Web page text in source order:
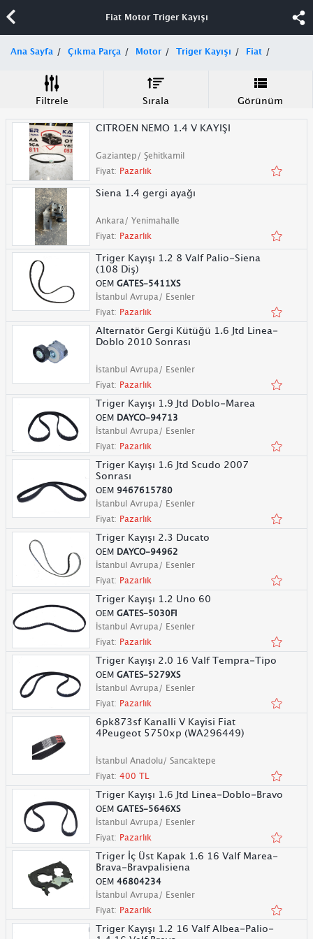
Fiat Motor Triger Kayışı
Ana Sayfa Çıkma Parça Motor Triger Kayışı Fiat
Filtrele Sırala Görünüm
CITROEN NEMO 1.4 V KAYIŞI
Gaziantep/ Şehitkamil
Fiyat: Pazarlık
Siena 1.4 gergi ayağı
Ankara/ Yenimahalle
Fiyat: Pazarlık
Triger Kayışı 1.2 8 Valf Palio-Siena
(108 Diş)
OEM GATES-5411XS
İstanbul Avrupa/ Esenler
Fiyat: Pazarlık
Alternatör Gergi Kütüğü 1.6 Jtd Linea-
Doblo 2010 Sonrası
İstanbul Avrupa/ Esenler
Fiyat: Pazarlık
Triger Kayışı 1.9 Jtd Doblo-Marea
OEM DAYCO-94713
İstanbul Avrupa/ Esenler
Fiyat: Pazarlık
Triger Kayışı 1.6 Jtd Scudo 2007
Sonrası
OEM 9467615780
İstanbul Avrupa/ Esenler
Fiyat: Pazarlık
Triger Kayışı 2.3 Ducato
OEM DAYCO-94962
İstanbul Avrupa/ Esenler
Fiyat: Pazarlık
Triger Kayışı 1.2 Uno 60
OEM GATES-5030FI
İstanbul Avrupa/ Esenler
Fiyat: Pazarlık
Triger Kayışı 2.0 16 Valf Tempra-Tipo
OEM GATES-5279XS
İstanbul Avrupa/ Esenler
Fiyat: Pazarlık
6pk873sf Kanalli V Kayisi Fiat
4Peugeot 5750xp (WA296449)
İstanbul Anadolu/ Sancaktepe
Fiyat: 400 TL
Triger Kayışı 1.6 Jtd Linea-Doblo-Bravo
OEM GATES-5646XS
İstanbul Avrupa/ Esenler
Fiyat: Pazarlık
Triger İç Üst Kapak 1.6 16 Valf Marea-
Brava-Bravpalisiena
OEM 46804234
İstanbul Avrupa/ Esenler
Fiyat: Pazarlık
Triger Kayışı 1.2 16 Valf Albea-Palio-